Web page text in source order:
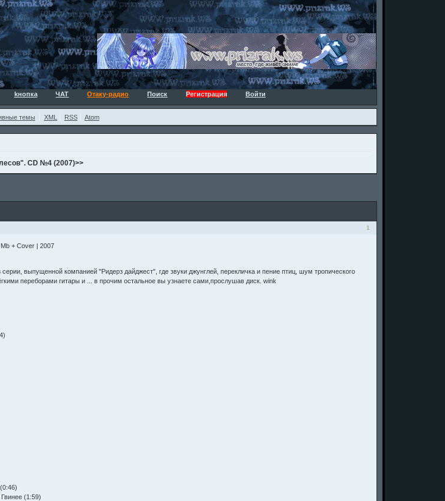
kнопка ЧАТ Отаку-радио Поиск Регистрация Войти
темы XML RSS Atom
CD №4 (2007)>>
1
+ Cover | 2007
выпущенной компанией "Ридерз дайджест", где звуки джунглей, перекличка и пение птиц, шум тропического
переборами гитары и ... в прочим остальное вы узнаете сами,прослушав диск. wink
(1:59)